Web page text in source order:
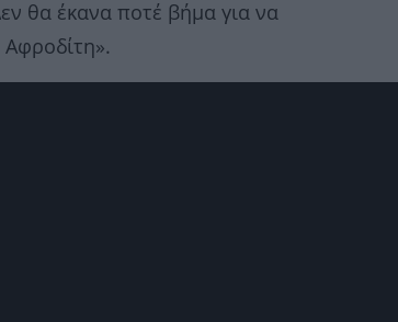
θα έκανα ποτέ βήμα για να